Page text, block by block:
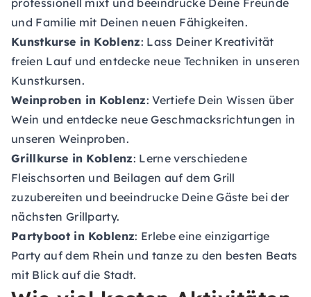
professionell mixt und beeindrucke Deine Freunde
und Familie mit Deinen neuen Fähigkeiten.
Kunstkurse in Koblenz: Lass Deiner Kreativität
freien Lauf und entdecke neue Techniken in unseren
Kunstkursen.
Weinproben in Koblenz: Vertiefe Dein Wissen über
Wein und entdecke neue Geschmacksrichtungen in
unseren Weinproben.
Grillkurse in Koblenz: Lerne verschiedene
Fleischsorten und Beilagen auf dem Grill
zuzubereiten und beeindrucke Deine Gäste bei der
nächsten Grillparty.
Partyboot in Koblenz: Erlebe eine einzigartige
Party auf dem Rhein und tanze zu den besten Beats
mit Blick auf die Stadt.